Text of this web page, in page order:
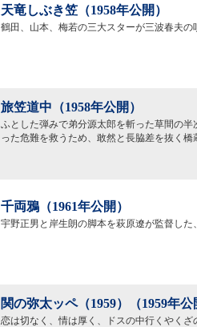
天竜しぶき笠（1958年公開）
鶴田、山本、梅若の三大スターが三波春夫
旅笠道中（1958年公開）
ふとした弾みで弟分源太郎を斬った草間の
った危難を救うため、敢然と長脇差を抜く橋
千両鴉（1961年公開）
宇野正男と岸生朗の脚本を萩原遼が監督し
関の弥太ッペ（1959）（1959年公
恋は切なく、情は厚く、ドスの中行くやく